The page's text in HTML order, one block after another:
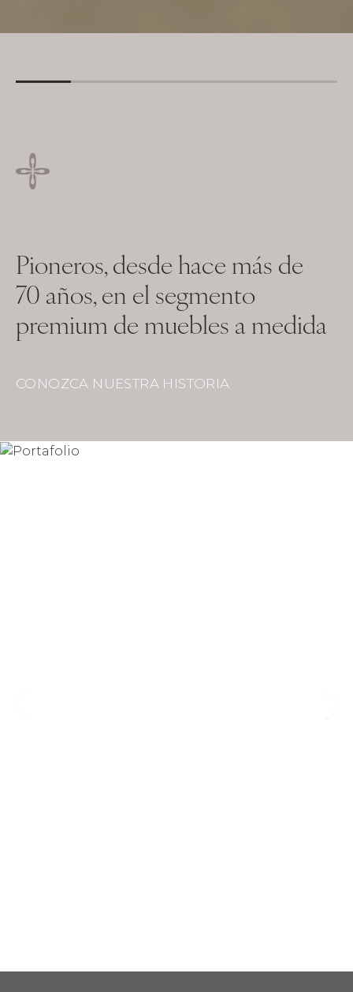
Pioneros, desde hace más de
70 años, en el segmento
premium de muebles a medida
CONOZCA NUESTRA HISTORIA